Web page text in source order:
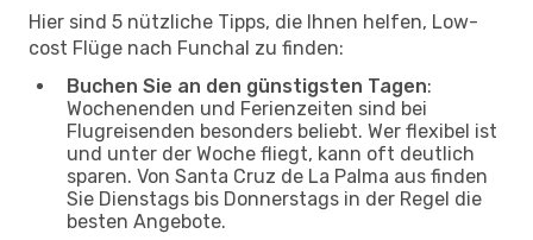
Hier sind 5 nützliche Tipps, die Ihnen helfen, Low-
cost Flüge nach Funchal zu finden:
Buchen Sie an den günstigsten Tagen:
Wochenenden und Ferienzeiten sind bei
Flugreisenden besonders beliebt. Wer flexibel ist
und unter der Woche fliegt, kann oft deutlich
sparen. Von Santa Cruz de La Palma aus finden
Sie Dienstags bis Donnerstags in der Regel die
besten Angebote.